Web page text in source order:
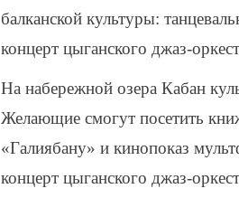
балканской культуры:
концерт цыганского джаз-
На набережной озера Кабан
Желающие смогут посетить
«Галиябану» и кинопоказ
концерт цыганского джаз-